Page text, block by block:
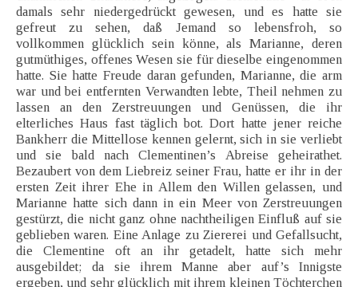
damals sehr niedergedrückt gewesen, und es hatte sie
gefreut zu sehen, daß Jemand so lebensfroh, so
vollkommen glücklich sein könne, als Marianne, deren
gutmüthiges, offenes Wesen sie für dieselbe eingenommen
hatte. Sie hatte Freude daran gefunden, Marianne, die arm
war und bei entfernten Verwandten lebte, Theil nehmen zu
lassen an den Zerstreuungen und Genüssen, die ihr
elterliches Haus fast täglich bot. Dort hatte jener reiche
Bankherr die Mittellose kennen gelernt, sich in sie verliebt
und sie bald nach Clementinen’s Abreise geheirathet.
Bezaubert von dem Liebreiz seiner Frau, hatte er ihr in der
ersten Zeit ihrer Ehe in Allem den Willen gelassen, und
Marianne hatte sich dann in ein Meer von Zerstreuungen
gestürzt, die nicht ganz ohne nachtheiligen Einfluß auf sie
geblieben waren. Eine Anlage zu Ziererei und Gefallsucht,
die Clementine oft an ihr getadelt, hatte sich mehr
ausgebildet; da sie ihrem Manne aber auf’s Innigste
ergeben, und sehr glücklich mit ihrem kleinen Töchterchen